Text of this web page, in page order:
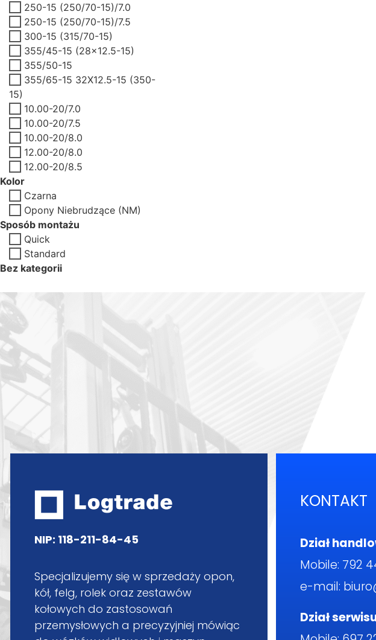
250-15 (250/70-15)/7.0
250-15 (250/70-15)/7.5
300-15 (315/70-15)
355/45-15 (28x12.5-15)
355/50-15
355/65-15 32X12.5-15 (350-
15)
10.00-20/7.0
10.00-20/7.5
10.00-20/8.0
12.00-20/8.0
12.00-20/8.5
Kolor
Czarna
Opony Niebrudzące (NM)
Sposób montażu
Quick
Standard
Bez kategorii
NIP: 118-211-84-45
Specjalizujemy się w sprzedaży opon,
kół, felg, rolek oraz zestawów
kołowych do zastosowań
przemysłowych a precyzyjniej mówiąc
KONTAKT
Dział
Mobile: 792
e-mail:
Dział